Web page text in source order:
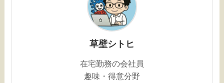
草壁シトヒ
在宅勤務の会社員
趣味・得意分野